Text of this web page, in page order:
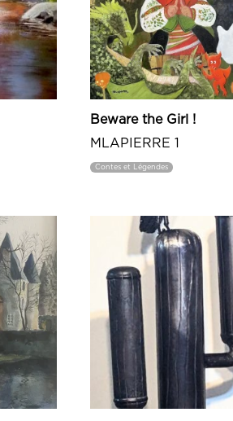
Beware the Girl !
MLAPIERRE 1
Contes et Légendes